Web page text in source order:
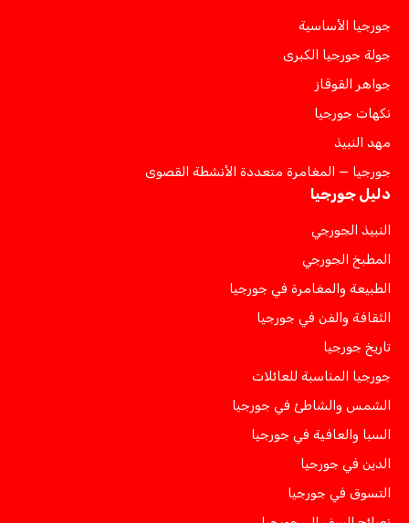
جورجيا الأساسية
جولة جورجيا الكبرى
جواهر القوقاز
نكهات جورجيا
مهد النبيذ
جورجيا — المغامرة متعددة الأنشطة القصوى
دليل جورجيا
النبيذ الجورجي
المطبخ الجورجي
الطبيعة والمغامرة في جورجيا
الثقافة والفن في جورجيا
تاريخ جورجيا
جورجيا المناسبة للعائلات
الشمس والشاطئ في جورجيا
السبا والعافية في جورجيا
الدين في جورجيا
التسوق في جورجيا